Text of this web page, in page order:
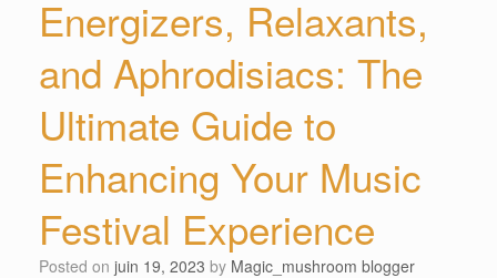
Energizers, Relaxants,
and Aphrodisiacs: The
Ultimate Guide to
Enhancing Your Music
Festival Experience
Posted on juin 19, 2023 by Magic_mushroom blogger